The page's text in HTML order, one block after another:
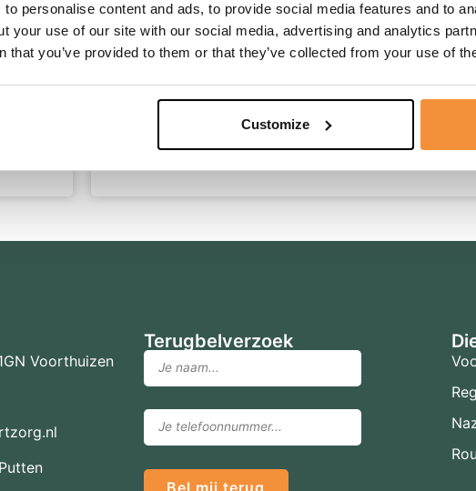
to personalise content and ads, to provide social media features and to
your use of our site with our social media, advertising and analytics
that you’ve provided to them or that they’ve collected from your use of
Customize
De camera stopte ineens met draaien …
Op zondag 7 juni stopte ineens de camera met draaien. Zijn
Lees meer
Voorthuizen
Terugbelverzoek
Bel mij terug